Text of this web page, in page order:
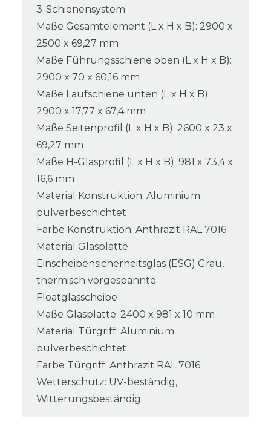
3-Schienensystem
Maße Gesamtelement (L x H x B): 2900 x
2500 x 69,27 mm
Maße Führungsschiene oben (L x H x B):
2900 x 70 x 60,16 mm
Maße Laufschiene unten (L x H x B):
2900 x 17,77 x 67,4 mm
Maße Seitenprofil (L x H x B): 2600 x 23 x
69,27 mm
Maße H-Glasprofil (L x H x B): 981 x 73,4 x
16,6 mm
Material Konstruktion: Aluminium
pulverbeschichtet
Farbe Konstruktion: Anthrazit RAL 7016
Material Glasplatte:
Einscheibensicherheitsglas (ESG) Grau,
thermisch vorgespannte
Floatglasscheibe
Maße Glasplatte: 2400 x 981 x 10 mm
Material Türgriff: Aluminium
pulverbeschichtet
Farbe Türgriff: Anthrazit RAL 7016
Wetterschutz: UV-beständig,
Witterungsbeständig